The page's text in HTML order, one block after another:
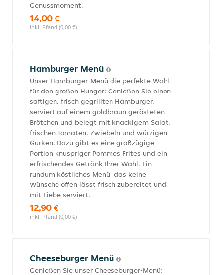
Genussmoment.
14,00 €
inkl. Pfand (0,00 €)
Hamburger Menü
Unser Hamburger-Menü die perfekte Wahl
für den großen Hunger: Genießen Sie einen
saftigen, frisch gegrillten Hamburger,
serviert auf einem goldbraun gerösteten
Brötchen und belegt mit knackigem Salat,
frischen Tomaten, Zwiebeln und würzigen
Gurken. Dazu gibt es eine großzügige
Portion knuspriger Pommes Frites und ein
erfrischendes Getränk Ihrer Wahl. Ein
rundum köstliches Menü, das keine
Wünsche offen lässt frisch zubereitet und
mit Liebe serviert.
12,90 €
inkl. Pfand (0,00 €)
Cheeseburger Menü
Genießen Sie unser Cheeseburger-Menü: